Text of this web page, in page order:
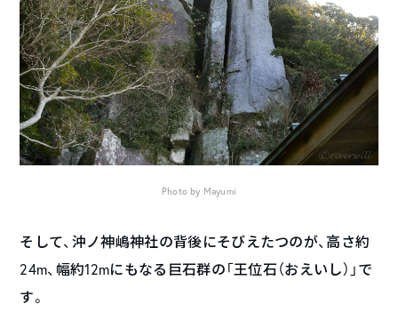
Photo by Mayumi
そして、沖ノ神嶋神社の背後にそびえたつのが、高さ約
24m、幅約12mにもなる巨石群の「王位石（おえいし）」で
す。